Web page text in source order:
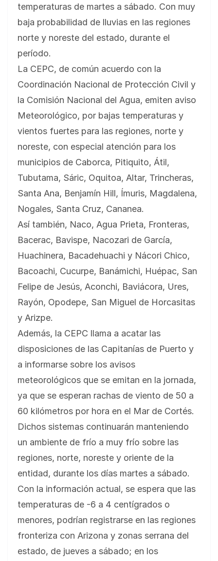
temperaturas de martes a sábado. Con muy
baja probabilidad de lluvias en las regiones
norte y noreste del estado, durante el
período.
La CEPC, de común acuerdo con la
Coordinación Nacional de Protección Civil y
la Comisión Nacional del Agua, emiten aviso
Meteorológico, por bajas temperaturas y
vientos fuertes para las regiones, norte y
noreste, con especial atención para los
municipios de Caborca, Pitiquito, Átil,
Tubutama, Sáric, Oquitoa, Altar, Trincheras,
Santa Ana, Benjamín Hill, Ímuris, Magdalena,
Nogales, Santa Cruz, Cananea.
Así también, Naco, Agua Prieta, Fronteras,
Bacerac, Bavispe, Nacozari de García,
Huachinera, Bacadehuachi y Nácori Chico,
Bacoachi, Cucurpe, Banámichi, Huépac, San
Felipe de Jesús, Aconchi, Baviácora, Ures,
Rayón, Opodepe, San Miguel de Horcasitas
y Arizpe.
Además, la CEPC llama a acatar las
disposiciones de las Capitanías de Puerto y
a informarse sobre los avisos
meteorológicos que se emitan en la jornada,
ya que se esperan rachas de viento de 50 a
60 kilómetros por hora en el Mar de Cortés.
Dichos sistemas continuarán manteniendo
un ambiente de frío a muy frío sobre las
regiones, norte, noreste y oriente de la
entidad, durante los días martes a sábado.
Con la información actual, se espera que las
temperaturas de -6 a 4 centígrados o
menores, podrían registrarse en las regiones
fronteriza con Arizona y zonas serrana del
estado, de jueves a sábado; en los